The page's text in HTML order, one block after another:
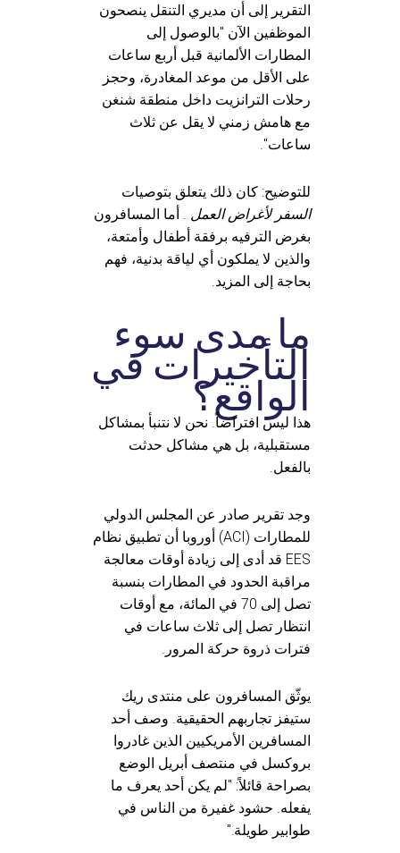
التقرير إلى أن مديري التنقل ينصحون
الموظفين الآن "بالوصول إلى
المطارات الألمانية قبل أربع ساعات
على الأقل من موعد المغادرة، وحجز
رحلات الترانزيت داخل منطقة شنغن
مع هامش زمني لا يقل عن ثلاث
ساعات".
للتوضيح: كان ذلك يتعلق بتوصيات
السفر لأغراض العمل . أما المسافرون
بغرض الترفيه برفقة أطفال وأمتعة،
والذين لا يملكون أي لياقة بدنية، فهم
بحاجة إلى المزيد.
ما مدى سوء
التأخيرات في
الواقع؟
هذا ليس افتراضاً. نحن لا نتنبأ بمشاكل
مستقبلية، بل هي مشاكل حدثت
بالفعل.
وجد تقرير صادر عن المجلس الدولي
للمطارات (ACI) أوروبا أن تطبيق نظام
EES قد أدى إلى زيادة أوقات معالجة
مراقبة الحدود في المطارات بنسبة
تصل إلى 70 في المائة، مع أوقات
انتظار تصل إلى ثلاث ساعات في
فترات ذروة حركة المرور.
يوثّق المسافرون على منتدى ريك
ستيفز تجاربهم الحقيقية. وصف أحد
المسافرين الأمريكيين الذين غادروا
بروكسل في منتصف أبريل الوضع
بصراحة قائلاً: "لم يكن أحد يعرف ما
يفعله. حشود غفيرة من الناس في
طوابير طويلة."